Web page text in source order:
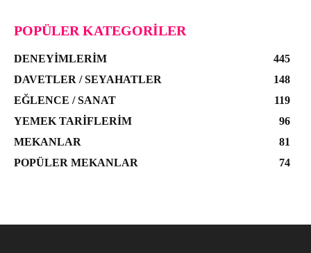
POPÜLER KATEGORILER
DENEYIMLERIM
445
DAVETLER / SEYAHATLER
148
EĞLENCE / SANAT
119
YEMEK TARIFLERIM
96
MEKANLAR
81
POPÜLER MEKANLAR
74